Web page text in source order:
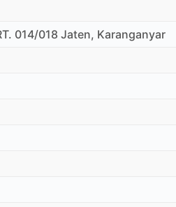
014/018 Jaten, Karanganyar